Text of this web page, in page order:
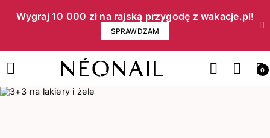
Wygraj 10 000 zł na rajską przygodę z wakacje.pl!​
SPRAWDZAM
0